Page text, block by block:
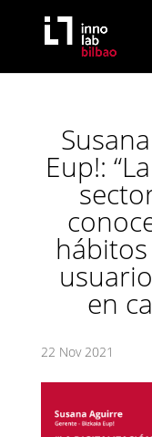
Eup!:
en
22 Nov 2021